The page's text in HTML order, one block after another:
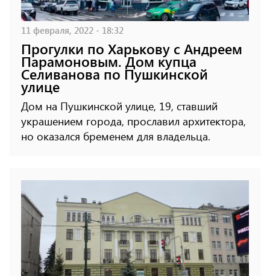
11 февраля, 2022 - 18:32
Прогулки по Харькову с Андреем
Парамоновым. Дом купца
Селиванова по Пушкинской
улице
Дом на Пушкинской улице, 19, ставший
украшением города, прославил архитектора,
но оказался бременем для владельца.